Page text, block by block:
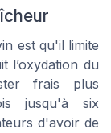
est qu'il limite
l’oxydation du
frais plus
jusqu'à six
d'avoir de